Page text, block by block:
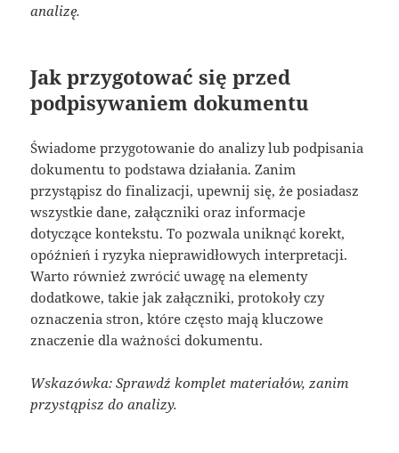
analizę.
Jak przygotować się przed
podpisywaniem dokumentu
Świadome przygotowanie do analizy lub podpisania
dokumentu to podstawa działania. Zanim
przystąpisz do finalizacji, upewnij się, że posiadasz
wszystkie dane, załączniki oraz informacje
dotyczące kontekstu. To pozwala uniknąć korekt,
opóźnień i ryzyka nieprawidłowych interpretacji.
Warto również zwrócić uwagę na elementy
dodatkowe, takie jak załączniki, protokoły czy
oznaczenia stron, które często mają kluczowe
znaczenie dla ważności dokumentu.
Wskazówka: Sprawdź komplet materiałów, zanim
przystąpisz do analizy.